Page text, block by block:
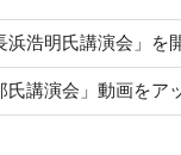
浩明氏講演会」を
講演会」動画をア